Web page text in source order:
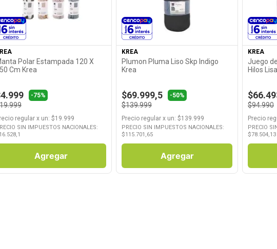
Ver Producto
Polar Estampada 120 X
Cm Krea
-75%
regular x un: $19.999
SIN IMPUESTOS NACIONALES:
16.528,1
Agregar
Ver Producto
KREA
Plumon Pluma Liso Skp Indigo
Krea
$69.999,5 -50%
$139.999
Precio regular x un: $139.999
PRECIO SIN IMPUESTOS NACIONALES:
$115.701,65
Agregar
KREA
Juego
Hilos
$94.990
Precio
PRECIO
$78.504,13